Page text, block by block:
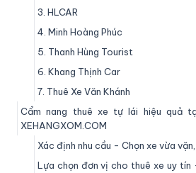
3. HLCAR
4. Minh Hoàng Phúc
5. Thanh Hùng Tourist
6. Khang Thịnh Car
7. Thuê Xe Văn Khánh
Cẩm nang thuê xe tự lái hiệu quả
XEHANGXOM.COM
Xác định nhu cầu - Chọn xe vừa
Lựa chọn đơn vị cho thuê xe uy tín